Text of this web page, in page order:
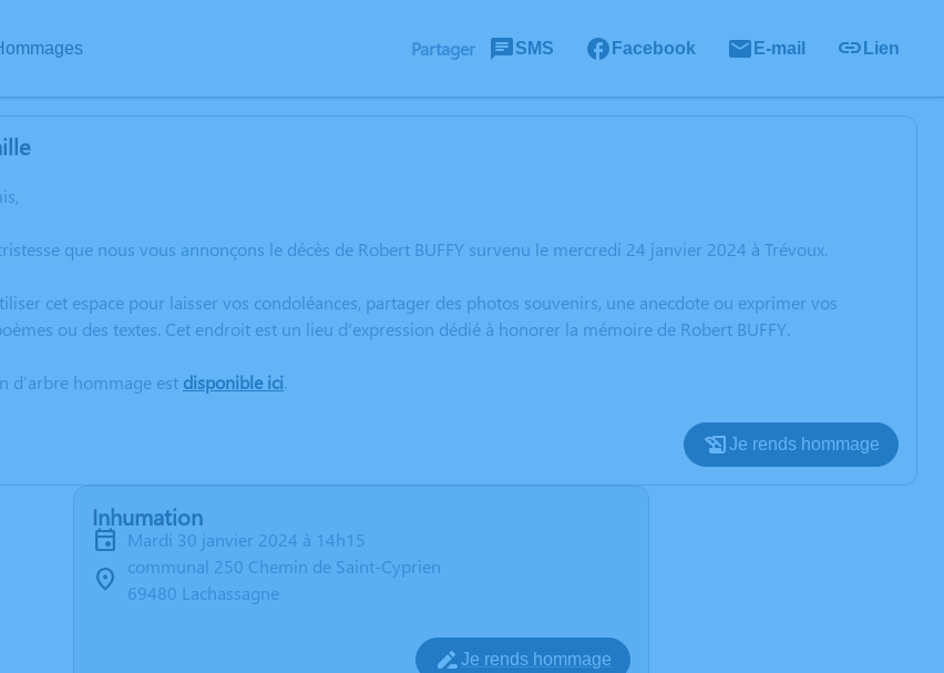
Partager SMS Facebook E-mail Lien
que nous vous annonçons le décès de Robert BUFFY survenu le mercredi 24 janvier 2024 à Trévoux.
cet espace pour laisser vos condoléances, partager des photos souvenirs, une anecdote ou exprimer vos
ou des textes. Cet endroit est un lieu d'expression dédié à honorer la mémoire de Robert BUFFY.
d’arbre hommage est disponible ici.
Je rends hommage
Inhumation
mardi 30 janvier 2024 à 14h15
communal 250 Chemin de Saint-Cyprien
69480 Lachassagne
Je rends hommage